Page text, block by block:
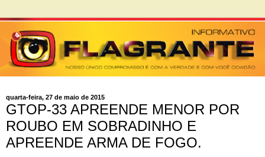
quarta-feira, 27 de maio de 2015
GTOP-33 APREENDE MENOR POR
ROUBO EM SOBRADINHO E
APREENDE ARMA DE FOGO.